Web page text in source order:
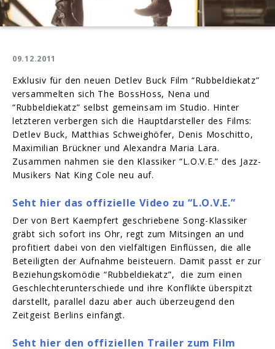
09.12.2011
Exklusiv für den neuen Detlev Buck Film “Rubbeldiekatz”
versammelten sich The BossHoss, Nena und
“Rubbeldiekatz” selbst gemeinsam im Studio. Hinter
letzteren verbergen sich die Hauptdarsteller des Films:
Detlev Buck, Matthias Schweighöfer, Denis Moschitto,
Maximilian Brückner und Alexandra Maria Lara.
Zusammen nahmen sie den Klassiker “L.O.V.E.” des Jazz-
Musikers Nat King Cole neu auf.
Seht hier das offizielle Video zu “L.O.V.E.”
Der von Bert Kaempfert geschriebene Song-Klassiker
gräbt sich sofort ins Ohr, regt zum Mitsingen an und
profitiert dabei von den vielfältigen Einflüssen, die alle
Beteiligten der Aufnahme beisteuern. Damit passt er zur
Beziehungskomödie “Rubbeldiekatz”, die zum einen
Geschlechterunterschiede und ihre Konflikte überspitzt
darstellt, parallel dazu aber auch überzeugend den
Zeitgeist Berlins einfängt.
Seht hier den offiziellen Trailer zum Film